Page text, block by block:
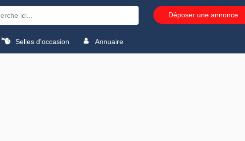
Déposer une annonce
Selles d'occasion Annuaire